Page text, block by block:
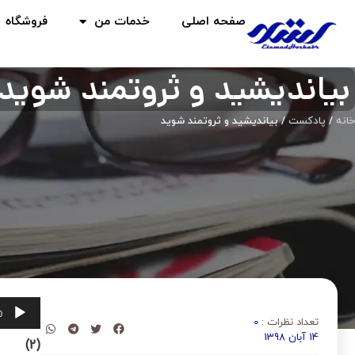
صفحه اصلی خدمات من فروشگاه
بیاندیشید و ثروتمند
خانه / پادکست/ بیاندیشید و ثروتمند شوید
تعداد نظرات : 0
14 آبان 1398
صوت
(2)